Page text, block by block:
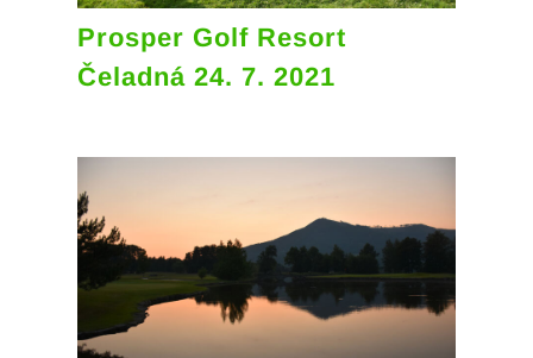
Prosper Golf Resort
Čeladná 24. 7. 2021